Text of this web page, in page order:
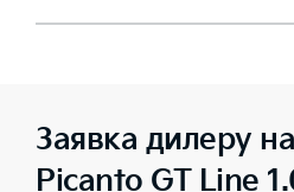
Заявка дилеру
Picanto GT Line